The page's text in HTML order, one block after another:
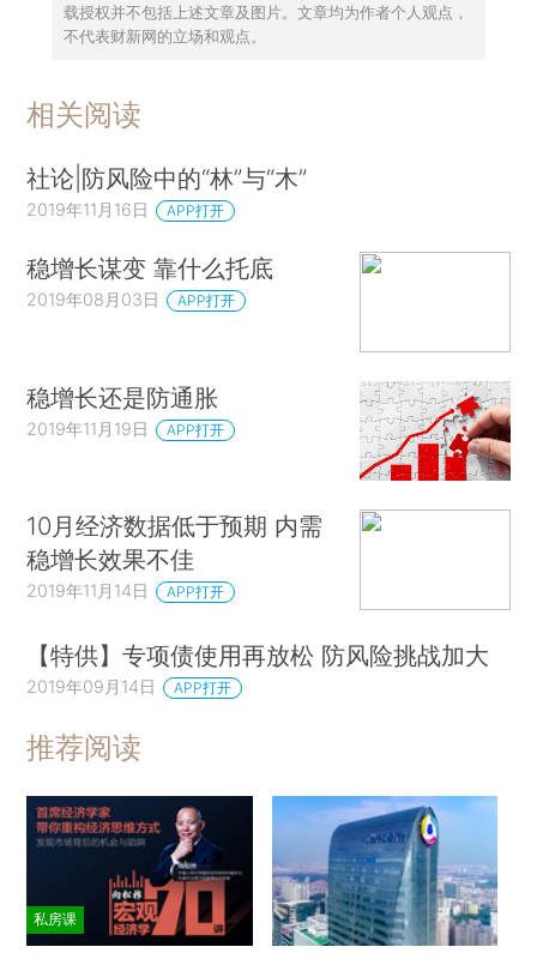
载授权并不包括上述文章及图片。文章均为作者个人观点，
不代表财新网的立场和观点。
相关阅读
社论|防风险中的“林”与“木”
2019年11月16日 APP打开
稳增长谋变 靠什么托底
2019年08月03日 APP打开
稳增长还是防通胀
2019年11月19日 APP打开
10月经济数据低于预期 内需
稳增长效果不佳
2019年11月14日 APP打开
【特供】专项债使用再放松 防风险挑战加大
2019年09月14日 APP打开
推荐阅读
私房课